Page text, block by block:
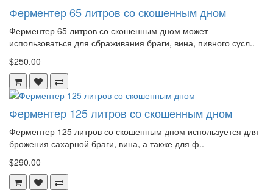
Ферментер 65 литров со скошенным дном
Ферментер 65 литров со скошенным дном может
использоваться для сбраживания браги, вина, пивного сусл..
$250.00
Ферментер 125 литров со скошенным дном
Ферментер 125 литров со скошенным дном используется для
брожения сахарной браги, вина, а также для ф..
$290.00